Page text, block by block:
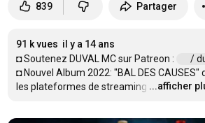
839 Partager
91 k vues il y a 14 ans
◘ Soutenez DUVAL MC sur Patreon :
/
◘ Nouvel Album 2022: "BAL DES
les plateformes de streaming …
...afficher